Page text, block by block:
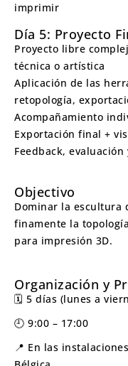
imprimir
Día 5: Proyecto
Proyecto libre
técnica o artística
Aplicación de las
retopología,
Acompañamiento
Exportación final +
Feedback,
Objectivo
Dominar la escultura
finamente la
para impresión 3D.
Organización y
🗓️ 5 días (lunes a
🕘 9:00 – 17:00
📍 En las